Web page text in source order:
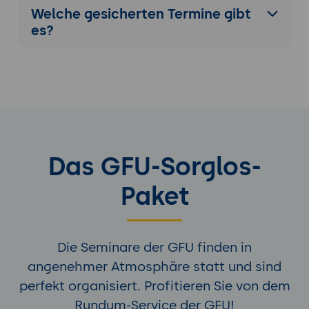
Praxis-Übung:Vier Aussagen aus aktuellen
Studien und Beratungs-Reports
5. Datenbasierte Entscheidungen unter
Unsicherheit
Entscheidungs-Logik: Daten plus
Bayessches Denken vereinfacht: Prior,
Evidenz, Posterior - wie neue Daten
bestehendes Wissen aktualisieren.
Risiko vs. Unsicherheit: Knight'sche
Welche gesicherten Termine gibt
es?
Das GFU-Sorglos-
Paket
Die Seminare der GFU finden in
angenehmer Atmosphäre statt und sind
perfekt organisiert. Profitieren Sie von dem
Rundum-Service der GFU!